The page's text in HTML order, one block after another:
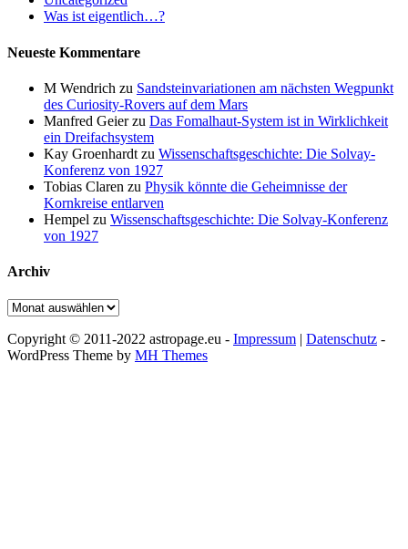
Was ist eigentlich…?
Neueste Kommentare
M Wendrich zu Sandsteinvariationen am nächsten Wegpunkt
des Curiosity-Rovers auf dem Mars
Manfred Geierzu Das Fomalhaut-System ist in Wirklichkeit
ein Dreifachsystem
Kay Groenhardt zu Wissenschaftsgeschichte: Die Solvay-
Konferenz von 1927
Tobias Claren zu Physik könnte die Geheimnisse der
Kornkreise entlarven
Hempel zu Wissenschaftsgeschichte: Die Solvay-Konferenz
von 1927
Archiv
Archiv
Copyright © 2011-2022 astropage.eu - Impressum | Datenschutz -
WordPress Theme by MH Themes